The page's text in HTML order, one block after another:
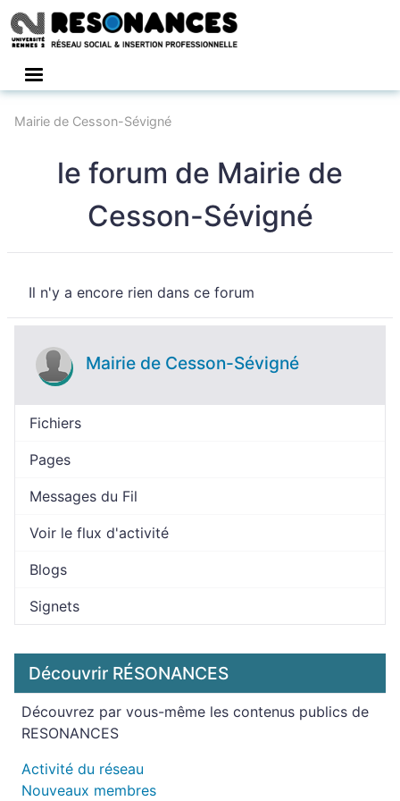
Mairie de Cesson-Sévigné
le forum de Mairie de
Cesson-Sévigné
Il n'y a encore rien dans ce forum
Mairie de Cesson-Sévigné
Fichiers
Pages
Messages du Fil
Voir le flux d'activité
Blogs
Signets
Découvrir RÉSONANCES
Découvrez par vous-même les contenus publics de
RESONANCES
Activité du réseau
Nouveaux membres